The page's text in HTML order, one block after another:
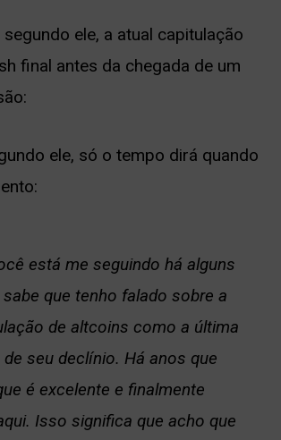
ele, a atual capitulação
final antes da chegada de um
ele, só o tempo dirá quando
está me seguindo há alguns
que tenho falado sobre a
de altcoins como a última
de seu declínio. Há anos que
é excelente e finalmente
Isso significa que acho que